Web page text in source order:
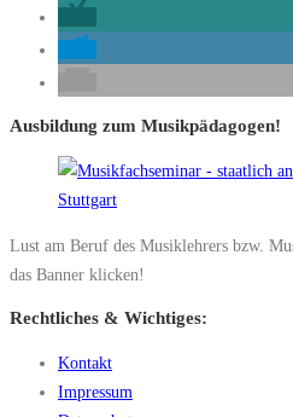
Ausbildung zum Musikpädagogen!
Lust am Beruf des Musiklehrers bzw.
das Banner klicken!
Rechtliches & Wichtiges:
Kontakt
Impressum